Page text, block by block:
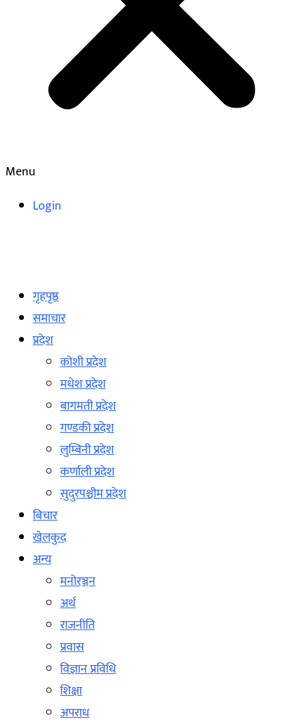
Menu
Login
गृहपृष्ठ
समाचार
प्रदेश
कोशी प्रदेश
मधेश प्रदेश
बागमती प्रदेश
गण्डकी प्रदेश
लुम्बिनी प्रदेश
कर्णाली प्रदेश
सुदुरपश्चीम प्रदेश
बिचार
खेलकुद
अन्य
मनोरञ्जन
अर्थ
राजनीति
प्रवास
विज्ञान प्रविधि
शिक्षा
अपराध